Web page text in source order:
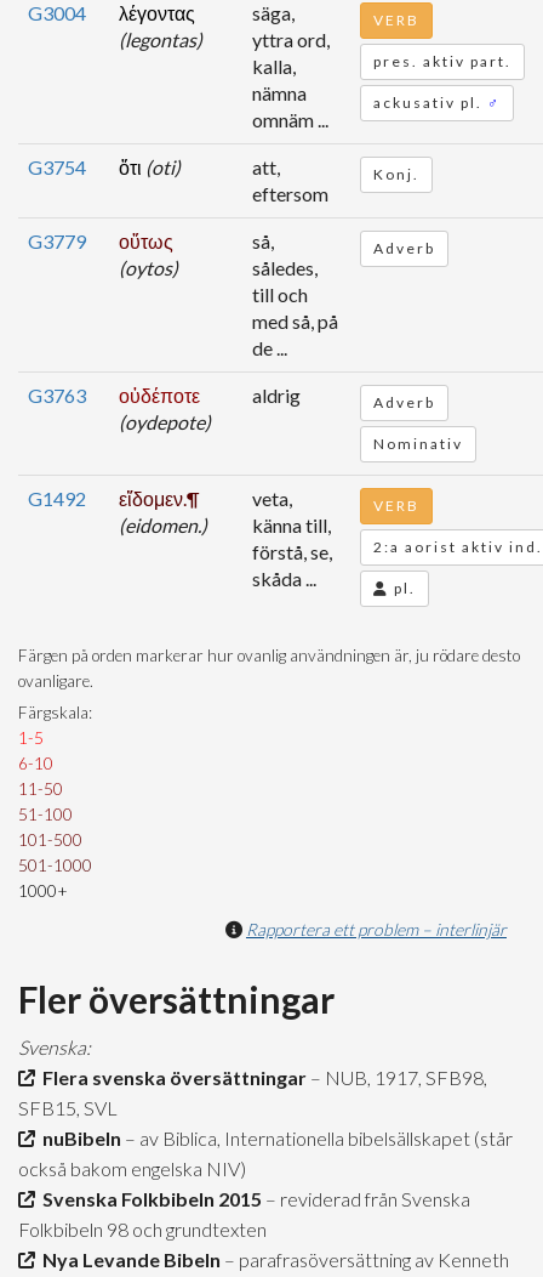
G3004
λέγοντας
(legontas)
säga,
yttra ord,
kalla,
nämna
omnäm ...
VERB
pres. aktiv part.
ackusativ pl. ♂
G3754 ὅτι (oti)
att,
eftersom
Konj.
G3779
οὕτως
(oytos)
så,
således,
till och
med så, på
de ...
Adverb
G3763
οὐδέποτε
(oydepote)
aldrig Adverb
Nominativ
G1492
εἴδομεν.¶
(eidomen.)
veta,
känna till,
förstå, se,
skåda ...
VERB
2:a aorist aktiv ind.
pl.
Färgen på orden markerar hur ovanlig användningen är, ju rödare desto
ovanligare.
Färgskala:
1-5
6-10
11-50
51-100
101-500
501-1000
1000+
Rapportera ett problem – interlinjär
Fler översättningar
Svenska:
Flera svenska översättningar – NUB, 1917, SFB98,
SFB15, SVL
nuBibeln – av Biblica, Internationella bibelsällskapet (står
också bakom engelska NIV)
Svenska Folkbibeln 2015 – reviderad från Svenska
Folkbibeln 98 och grundtexten
Nya Levande Bibeln – parafrasöversättning av Kenneth